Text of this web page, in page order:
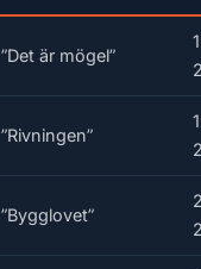
”Det är mögel”
”Rivningen”
”Bygglovet”